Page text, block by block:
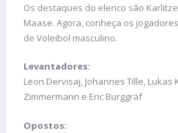
Os destaques do elenco são
Maase. Agora, conheça os
de Voleibol masculino.
Levantadores:
Leon Dervisaj, Johannes Tille, Lukas
Zimmermann e Eric Burggräf
Opostos: